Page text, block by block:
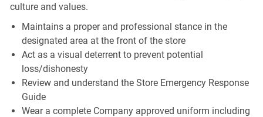
culture and values.
Maintains a proper and professional stance in the
designated area at the front of the store
Act as a visual deterrent to prevent potential
loss/dishonesty
Review and understand the Store Emergency Response
Guide
Wear a complete Company approved uniform including